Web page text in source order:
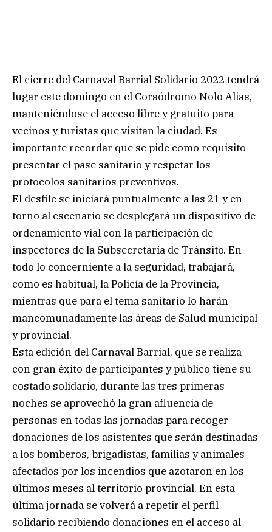
El cierre del Carnaval Barrial Solidario 2022 tendrá
lugar este domingo en el Corsódromo Nolo Alias,
manteniéndose el acceso libre y gratuito para
vecinos y turistas que visitan la ciudad. Es
importante recordar que se pide como requisito
presentar el pase sanitario y respetar los
protocolos sanitarios preventivos.
El desfile se iniciará puntualmente a las 21 y en
torno al escenario se desplegará un dispositivo de
ordenamiento vial con la participación de
inspectores de la Subsecretaría de Tránsito. En
todo lo concerniente a la seguridad, trabajará,
como es habitual, la Policía de la Provincia,
mientras que para el tema sanitario lo harán
mancomunadamente las áreas de Salud municipal
y provincial.
Esta edición del Carnaval Barrial, que se realiza
con gran éxito de participantes y público tiene su
costado solidario, durante las tres primeras
noches se aprovechó la gran afluencia de
personas en todas las jornadas para recoger
donaciones de los asistentes que serán destinadas
a los bomberos, brigadistas, familias y animales
afectados por los incendios que azotaron en los
últimos meses al territorio provincial. En esta
última jornada se volverá a repetir el perfil
solidario recibiendo donaciones en el acceso al